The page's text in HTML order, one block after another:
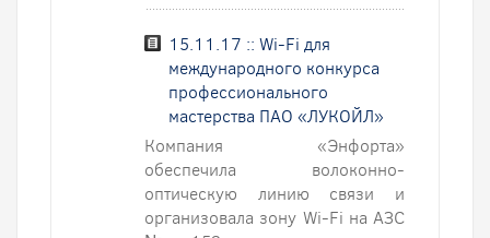
15.11.17 :: Wi-Fi для
международного конкурса
профессионального
мастерства ПАО «ЛУКОЙЛ»
Компания «Энфорта»
обеспечила волоконно-
оптическую линию связи и
организовала зону Wi-Fi на АЗС